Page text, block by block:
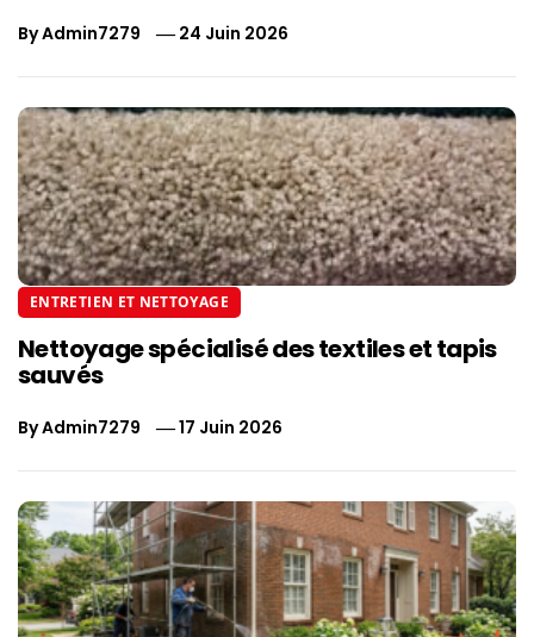
ByAdmin7279 24 Juin 2026
ENTRETIEN ET NETTOYAGE
Nettoyage spécialisé des textiles et tapis
sauvés
ByAdmin7279 17 Juin 2026